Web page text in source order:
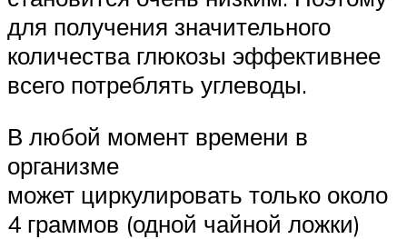
для получения значительного
количества глюкозы эффективнее
всего потреблять углеводы.
В любой момент времени в
организме
может циркулировать только около
4 граммов (одной чайной ложки)